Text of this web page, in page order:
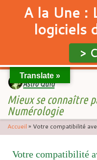
Skip to content
Mieux se connaître
Numérologie
Accueil » Votre compatibilité
Votre compatibilité
Translate »
A la Une :
logiciels
>